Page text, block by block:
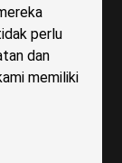
perlu
dan
memiliki